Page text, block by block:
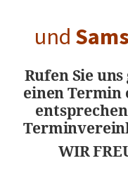
und
Rufen Sie
einen Termin
WIR